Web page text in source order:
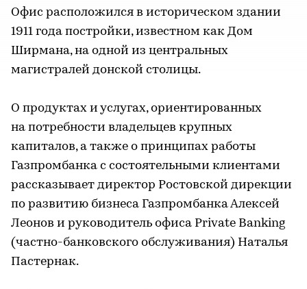
Офис расположился в историческом здании
1911 года постройки, известном как Дом
Ширмана, на одной из центральных
магистралей донской столицы.
О продуктах и услугах, ориентированных
на потребности владельцев крупных
капиталов, а также о принципах работы
Газпромбанка с состоятельными клиентами
рассказывает директор Ростовской дирекции
по развитию бизнеса Газпромбанка Алексей
Леонов и руководитель офиса Private Banking
(частно-банковского обслуживания) Наталья
Пастернак.